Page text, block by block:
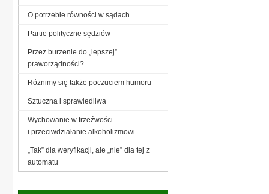
O potrzebie równości w sądach
Partie polityczne sędziów
Przez burzenie do „lepszej”
praworządności?
Różnimy się także poczuciem humoru
Sztuczna i sprawiedliwa
Wychowanie w trzeźwości
i przeciwdziałanie alkoholizmowi
„Tak” dla weryfikacji, ale „nie” dla tej z
automatu